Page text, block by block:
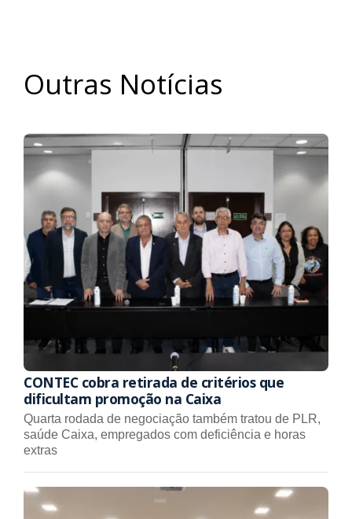
Outras Notícias
CONTEC cobra retirada de critérios que
dificultam promoção na Caixa
Quarta rodada de negociação também tratou de PLR,
saúde Caixa, empregados com deficiência e horas
extras